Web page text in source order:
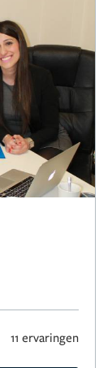
11 ervaringen